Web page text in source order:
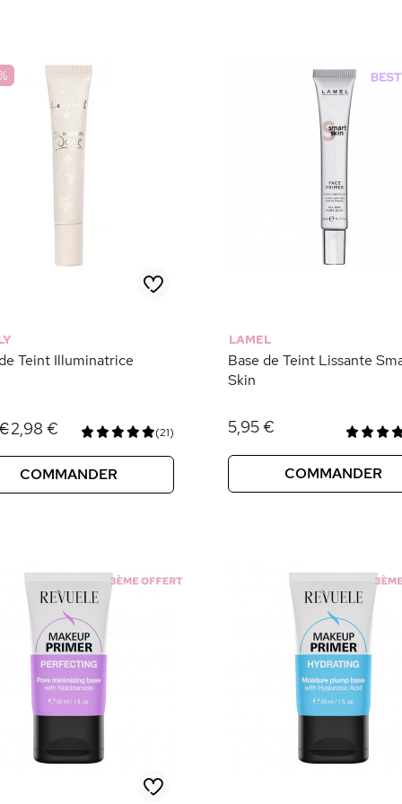
Teint Illuminatrice
2,98 € (21)
COMMANDER
LAMEL
Base de Teint Lissante
Skin
5,95 €
COMMANDER